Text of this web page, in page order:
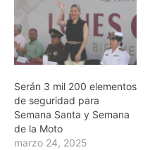
Serán 3 mil 200 elementos
de seguridad para
Semana Santa y Semana
de la Moto
marzo 24, 2025